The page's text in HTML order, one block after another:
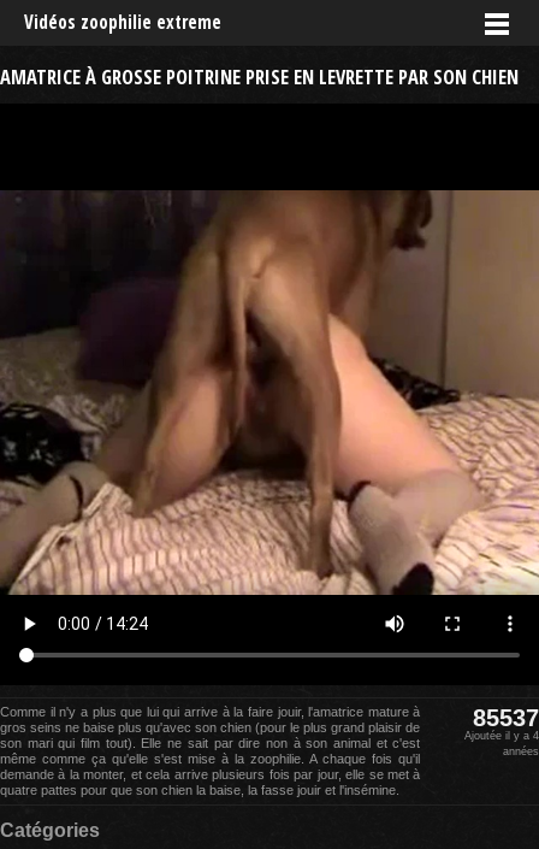
Vidéos zoophilie extreme
AMATRICE À GROSSE POITRINE PRISE EN LEVRETTE PAR SON CHIEN
Comme il n'y a plus que lui qui arrive à la faire jouir, l'amatrice mature à
gros seins ne baise plus qu'avec son chien (pour le plus grand plaisir de
son mari qui film tout). Elle ne sait par dire non à son animal et c'est
même comme ça qu'elle s'est mise à la zoophilie. A chaque fois qu'il
demande à la monter, et cela arrive plusieurs fois par jour, elle se met à
quatre pattes pour que son chien la baise, la fasse jouir et l'insémine.
85537
Ajoutée il y a 4
années
Catégories